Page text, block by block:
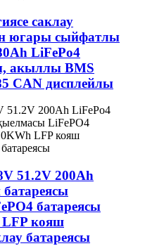
саклау
югары сыйфатлы
LiFePo4
акыллы BMS
CAN дисплейлы
51.2V 200Ah
батареясы
кояш
батареясы